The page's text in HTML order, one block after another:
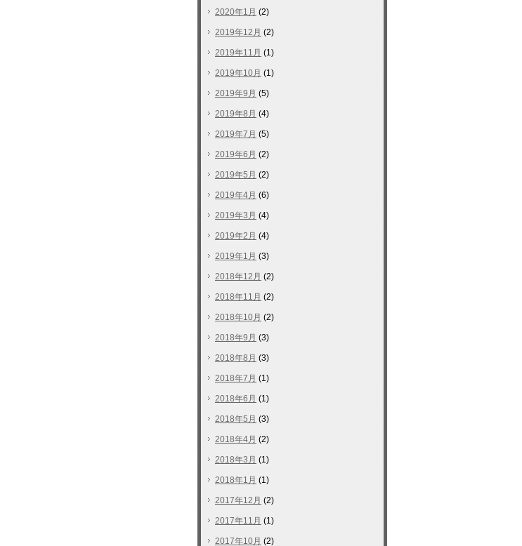
2020年1月 (2)
2019年12月 (2)
2019年11月 (1)
2019年10月 (1)
2019年9月 (5)
2019年8月 (4)
2019年7月 (5)
2019年6月 (2)
2019年5月 (2)
2019年4月 (6)
2019年3月 (4)
2019年2月 (4)
2019年1月 (3)
2018年12月 (2)
2018年11月 (2)
2018年10月 (2)
2018年9月 (3)
2018年8月 (3)
2018年7月 (1)
2018年6月 (1)
2018年5月 (3)
2018年4月 (2)
2018年3月 (1)
2018年1月 (1)
2017年12月 (2)
2017年11月 (1)
2017年10月 (2)